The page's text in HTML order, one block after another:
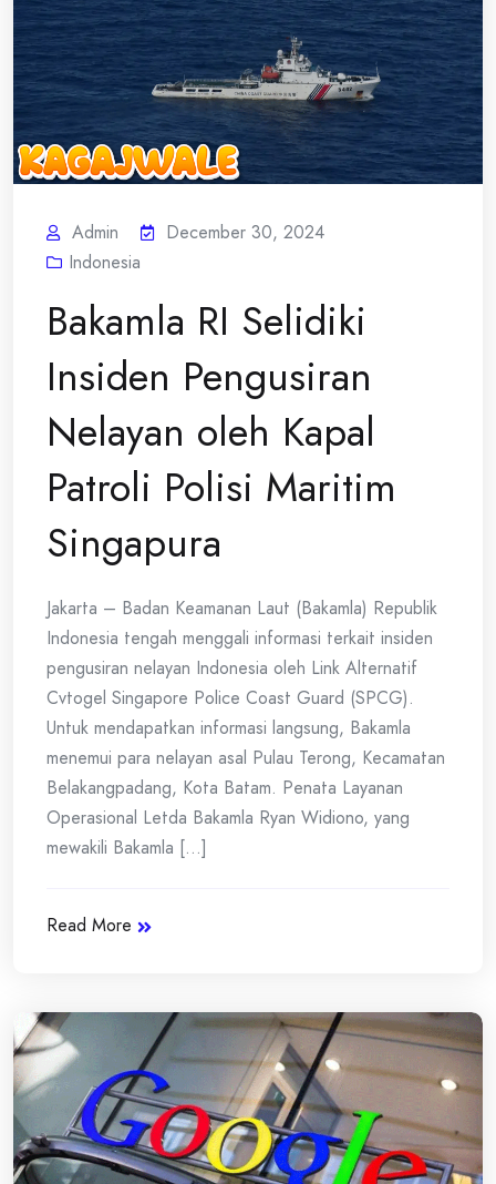
Admin
December 30, 2024
Indonesia
Bakamla RI Selidiki
Insiden Pengusiran
Nelayan oleh Kapal
Patroli Polisi Maritim
Singapura
Jakarta – Badan Keamanan Laut (Bakamla) Republik
Indonesia tengah menggali informasi terkait insiden
pengusiran nelayan Indonesia oleh Link Alternatif
Cvtogel Singapore Police Coast Guard (SPCG).
Untuk mendapatkan informasi langsung, Bakamla
menemui para nelayan asal Pulau Terong, Kecamatan
Belakangpadang, Kota Batam. Penata Layanan
Operasional Letda Bakamla Ryan Widiono, yang
mewakili Bakamla [...]
Read More